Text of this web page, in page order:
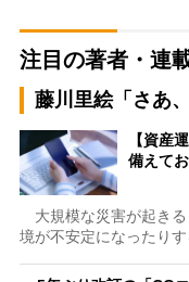
注目の著者・連
藤川里絵「さあ
【資産
備えて
大規模な災害が起きる
境が不安定になったり